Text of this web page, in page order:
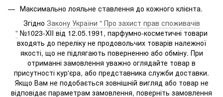
Максимально лояльне ставлення до кожного клієнта.
Згідно Закону України " Про захист прав споживачів
" №1023-XII від 12.05.1991, парфумно-косметичні товари
входять до переліку не продовольчих товарів належної
якості, що не підлягають поверненню або обміну. При
отриманні замовлення уважно оглядайте товар в
присутності кур'єра, або представника служби доставки.
Якщо Вам не подобається зовнішній вигляд або товар не
відповідає параметрам замовлення, поверніть замовлення